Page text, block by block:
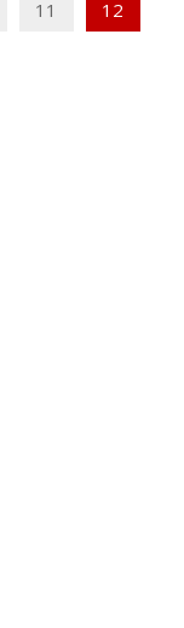
11 12